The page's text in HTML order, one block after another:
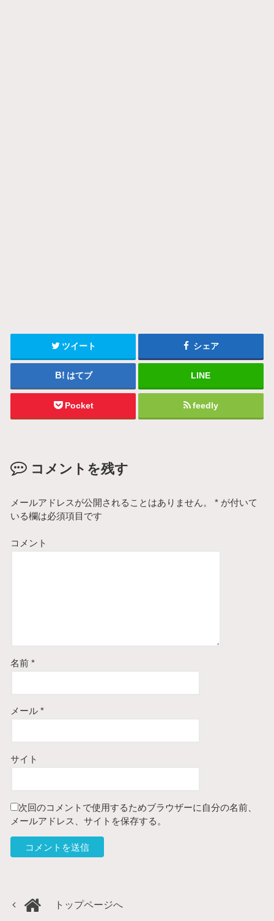
ツイート シェア
はてブ LINE
Pocket feedly
コメントを残す
メールアドレスが公開されることはありません。 * が付いて
いる欄は必須項目です
コメント
名前*
メール*
サイト
次回のコメントで使用するためブラウザーに自分の名前、
メールアドレス、サイトを保存する。
トップページへ